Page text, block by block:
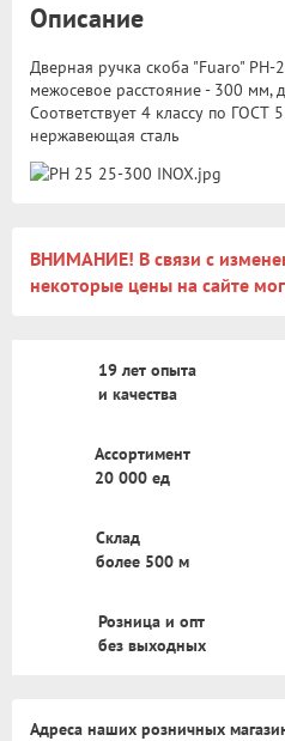
Описание
Дверная ручка скоба "Fuaro"
межосевое расстояние - 300 мм,
Соответствует 4 классу по ГОСТ
нержавеющая сталь
ВНИМАНИЕ! В связи с
некоторые цены на сайте
19 лет опыта
и качества
Ассортимент
20 000 ед
Склад
более 500 м
Розница и опт
без выходных
Адреса наших розничных